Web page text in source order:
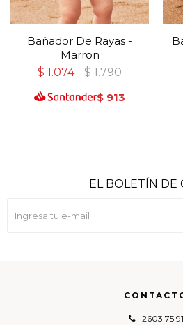
Bañador De Rayas -
Marron
$ 1.074 $ 1.790
$ 913
2603 75 91
EL BOLETÍN DE